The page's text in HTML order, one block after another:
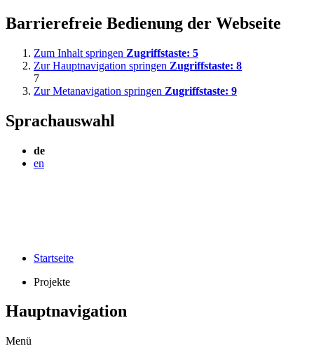
Barrierefreie Bedienung der Webseite
Zum Inhalt springen Zugriffstaste: 5
Zur Hauptnavigation springen Zugriffstaste: 8
7
Zur Metanavigation springen Zugriffstaste: 9
Sprachauswahl
de
en
Startseite
Projekte
Hauptnavigation
Menü